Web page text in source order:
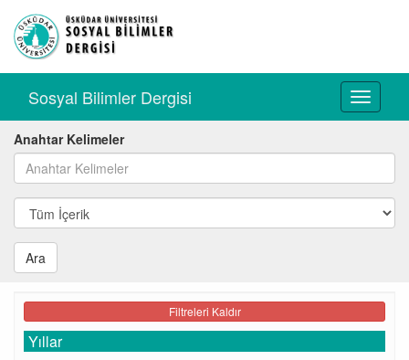
Toggle
Sosyal Bilimler Dergisi
Anahtar Kelimeler
Ara
Filtreleri Kaldır
Yıllar